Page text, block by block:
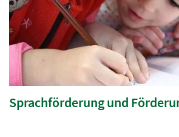
Sprachförderung und